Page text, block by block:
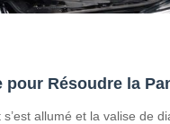
pour Résoudre la
allumé et la valise de